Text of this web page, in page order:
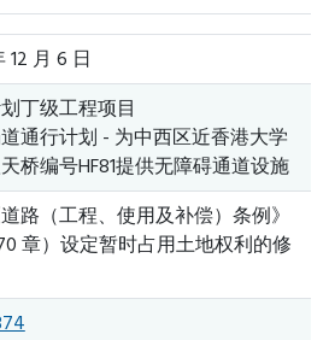
12 月 6 日
丁级工程项目
通行计划 - 为中西区近香港大学
桥编号HF81提供无障碍通道设施
路（工程、使用及补偿）条例》
章）设定暂时占用土地权利的修